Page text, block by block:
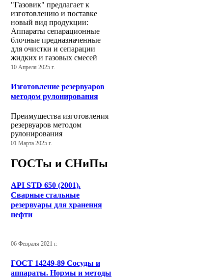
"Газовик" предлагает к
изготовлению и поставке
новый вид продукции:
Аппараты сепарационные
блочные предназначенные
для очистки и сепарации
жидких и газовых смесей
10 Апреля 2025 г.
Изготовление резервуаров
методом рулонирования
Преимущества изготовления
резервуаров методом
рулонирования
01 Марта 2025 г.
ГОСТы и СНиПы
API STD 650 (2001).
Сварные стальные
резервуары для хранения
нефти
06 Февраля 2021 г.
ГОСТ 14249-89 Сосуды и
аппараты. Нормы и методы